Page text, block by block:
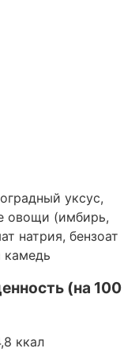
уксус,
овощи (имбирь,
натрия, бензоат
камедь
(на 100
ккал